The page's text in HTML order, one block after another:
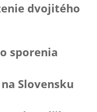
dvojitého
sporenia
Slovensku